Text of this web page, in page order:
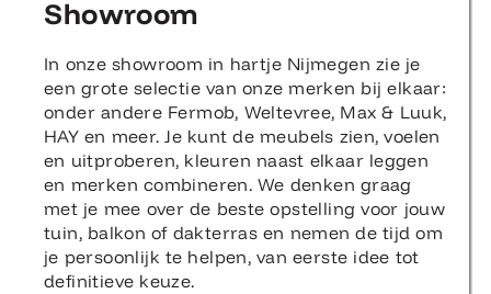
Showroom
In onze showroom in hartje Nijmegen zie je
een grote selectie van onze merken bij elkaar:
onder andere Fermob, Weltevree, Max & Luuk,
HAY en meer. Je kunt de meubels zien, voelen
en uitproberen, kleuren naast elkaar leggen
en merken combineren. We denken graag
met je mee over de beste opstelling voor jouw
tuin, balkon of dakterras en nemen de tijd om
je persoonlijk te helpen, van eerste idee tot
definitieve keuze.